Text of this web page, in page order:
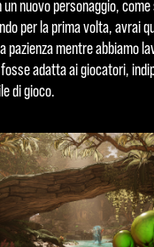
nuovo personaggio,
per la prima volta, avrai
pazienza mentre abbiamo
adatta ai giocatori,
di gioco.